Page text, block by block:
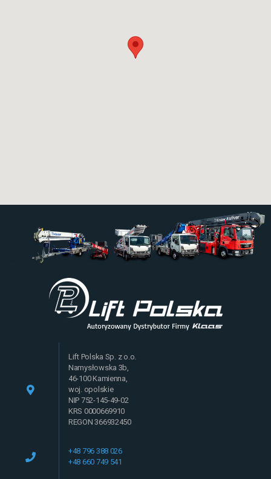
Lift Polska Sp. z o.o.
Namysłowska 3b,
46-100 Kamienna,
woj. opolskie
NIP 752-145-49-02
KRS 0000669910
REGON 366932450
+48 796 388 026
+48 660 749 541